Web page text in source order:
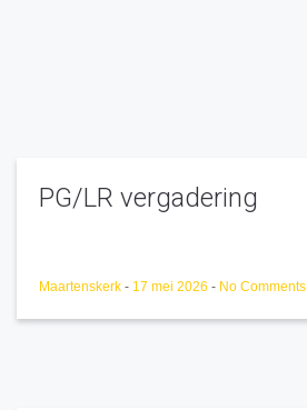
PG/LR vergadering
Maartenskerk - 17 mei 2026 - No Comments